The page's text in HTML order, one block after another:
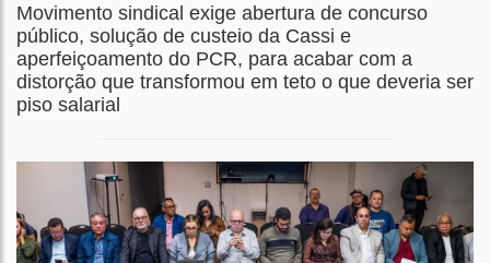
Movimento sindical exige abertura de concurso
público, solução de custeio da Cassi e
aperfeiçoamento do PCR, para acabar com a
distorção que transformou em teto o que deveria ser
piso salarial